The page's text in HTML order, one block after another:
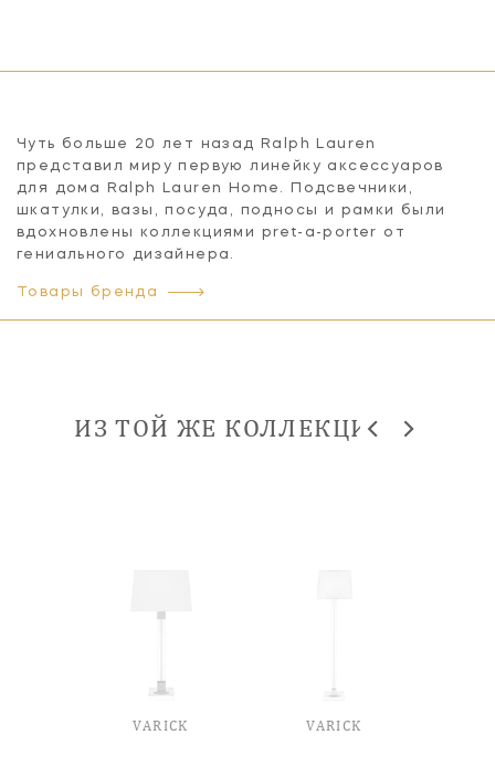
Чуть больше 20 лет назад Ralph Lauren
представил миру первую линейку аксессуаров
для дома Ralph Lauren Home. Подсвечники,
шкатулки, вазы, посуда, подносы и рамки были
вдохновлены коллекциями pret-a-porter от
гениального дизайнера.
Товары бренда
ИЗ ТОЙ ЖЕ КОЛЛЕКЦИИ
VARICK VARICK